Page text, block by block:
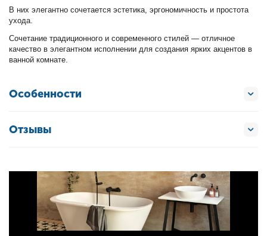
В них элегантно сочетается эстетика, эргономичность и простота
ухода.
Сочетание традиционного и современного стилей — отличное
качество в элегантном исполнении для создания ярких акцентов в
ванной комнате.
Особенности
Отзывы